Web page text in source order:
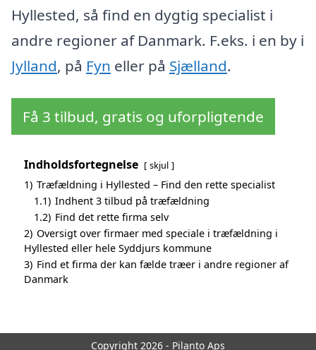
Hyllested, så find en dygtig specialist i
andre regioner af Danmark. F.eks. i en by i
Jylland, på Fyn eller på Sjælland.
Få 3 tilbud, gratis og uforpligtende
Indholdsfortegnelse skjul
1) Træfældning i Hyllested – Find den rette specialist
1.1) Indhent 3 tilbud på træfældning
1.2) Find det rette firma selv
2) Oversigt over firmaer med speciale i træfældning i
Hyllested eller hele Syddjurs kommune
3) Find et firma der kan fælde træer i andre regioner af
Danmark
Copyright 2026 - Pilanto Aps